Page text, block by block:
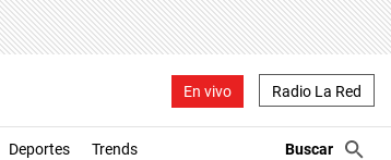
En vivo Radio La Red
Deportes Trends